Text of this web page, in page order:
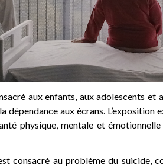
aux enfants, aux adolescents et
dépendance aux écrans. L’exposition
physique, mentale et
consacré au problème du suicide,